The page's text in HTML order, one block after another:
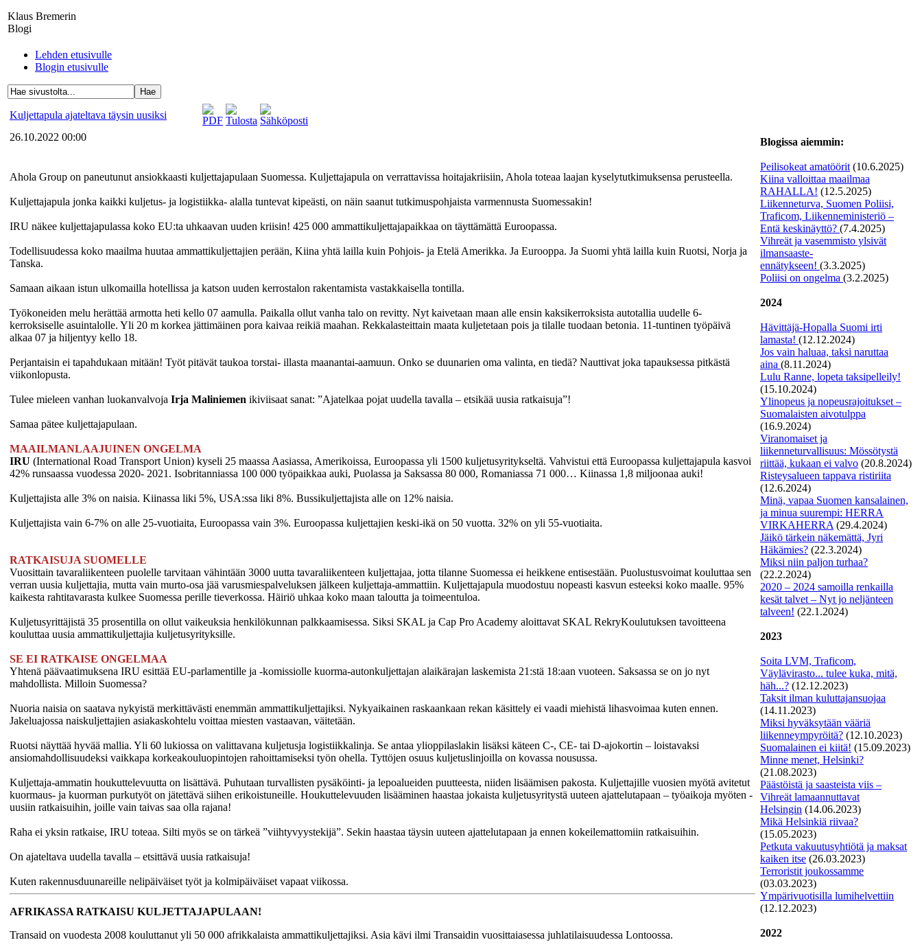
Klaus Bremerin
Blogi
Lehden etusivulle
Blogin etusivulle
Kuljettapula ajateltava täysin uusiksi
26.10.2022 00:00
Ahola Group on paneutunut ansiokkaasti kuljettajapulaan Suomessa. Kuljettajapula on verrattavissa hoitajakriisiin, Ahola toteaa laajan kyselytutkimuksensa perusteella.
Kuljettajapula jonka kaikki kuljetus- ja logistiikka- alalla tuntevat kipeästi, on näin saanut tutkimuspohjaista varmennusta Suomessakin!
IRU näkee kuljettajapulassa koko EU:ta uhkaavan uuden kriisin! 425 000 ammattikuljettajapaikkaa on täyttämättä Euroopassa.
Todellisuudessa koko maailma huutaa ammattikuljettajien perään, Kiina yhtä lailla kuin Pohjois- ja Etelä Amerikka. Ja Eurooppa. Ja Suomi yhtä lailla kuin Ruotsi, Norja ja
Tanska.
Samaan aikaan istun ulkomailla hotellissa ja katson uuden kerrostalon rakentamista vastakkaisella tontilla.
Työkoneiden melu herättää armotta heti kello 07 aamulla. Paikalla ollut vanha talo on revitty. Nyt kaivetaan maan alle ensin kaksikerroksista autotallia uudelle 6-
kerroksiselle asuintalolle. Yli 20 m korkea jättimäinen pora kaivaa reikiä maahan. Rekkalasteittain maata kuljetetaan pois ja tilalle tuodaan betonia. 11-tuntinen työpäivä
alkaa 07 ja hiljentyy kello 18.
Perjantaisin ei tapahdukaan mitään! Työt pitävät taukoa torstai- illasta maanantai-aamuun. Onko se duunarien oma valinta, en tiedä? Nauttivat joka tapauksessa pitkästä
viikonlopusta.
Tulee mieleen vanhan luokanvalvoja Irja Maliniemen ikiviisaat sanat: ”Ajatelkaa pojat uudella tavalla – etsikää uusia ratkaisuja”!
Samaa pätee kuljettajapulaan.
MAAILMANLAAJUINEN ONGELMA
IRU (International Road Transport Union) kyseli 25 maassa Aasiassa, Amerikoissa, Euroopassa yli 1500 kuljetusyritykseltä. Vahvistui että Euroopassa kuljettajapula kasvoi
42% runsaassa vuodessa 2020- 2021. Isobritanniassa 100 000 työpaikkaa auki, Puolassa ja Saksassa 80 000, Romaniassa 71 000… Kiinassa 1,8 miljoonaa auki!
Kuljettajista alle 3% on naisia. Kiinassa liki 5%, USA:ssa liki 8%. Bussikuljettajista alle on 12% naisia.
Kuljettajista vain 6-7% on alle 25-vuotiaita, Euroopassa vain 3%. Euroopassa kuljettajien keski-ikä on 50 vuotta. 32% on yli 55-vuotiaita.
RATKAISUJA SUOMELLE
Vuosittain tavaraliikenteen puolelle tarvitaan vähintään 3000 uutta tavaraliikenteen kuljettajaa, jotta tilanne Suomessa ei heikkene entisestään. Puolustusvoimat kouluttaa sen
verran uusia kuljettajia, mutta vain murto-osa jää varusmiespalveluksen jälkeen kuljettaja-ammattiin. Kuljettajapula muodostuu nopeasti kasvun esteeksi koko maalle. 95%
kaikesta rahtitavarasta kulkee Suomessa perille tieverkossa. Häiriö uhkaa koko maan taloutta ja toimeentuloa.
Kuljetusyrittäjistä 35 prosentilla on ollut vaikeuksia henkilökunnan palkkaamisessa. Siksi SKAL ja Cap Pro Academy aloittavat SKAL RekryKoulutuksen tavoitteena
kouluttaa uusia ammattikuljettajia kuljetusyrityksille.
SE EI RATKAISE ONGELMAA
Yhtenä päävaatimuksena IRU esittää EU-parlamentille ja -komissiolle kuorma-autonkuljettajan alaikärajan laskemista 21:stä 18:aan vuoteen. Saksassa se on jo nyt
mahdollista. Milloin Suomessa?
Nuoria naisia on saatava nykyistä merkittävästi enemmän ammattikuljettajiksi. Nykyaikainen raskaankaan rekan käsittely ei vaadi miehistä lihasvoimaa kuten ennen.
Jakeluajossa naiskuljettajien asiakaskohtelu voittaa miesten vastaavan, väitetään.
Ruotsi näyttää hyvää mallia. Yli 60 lukiossa on valittavana kuljetusja logistiikkalinja. Se antaa ylioppilaslakin lisäksi käteen C-, CE- tai D-ajokortin – loistavaksi
ansiomahdollisuudeksi vaikkapa korkeakouluopintojen rahoittamiseksi työn ohella. Tyttöjen osuus kuljetuslinjoilla on kovassa nousussa.
Kuljettaja-ammatin houkuttelevuutta on lisättävä. Puhutaan turvallisten pysäköinti- ja lepoalueiden puutteesta, niiden lisäämisen pakosta. Kuljettajille vuosien myötä avitetut
kuormaus- ja kuorman purkutyöt on jätettävä siihen erikoistuneille. Houkuttelevuuden lisääminen haastaa jokaista kuljetusyritystä uuteen ajattelutapaan – työaikoja myöten -
uusiin ratkaisuihin, joille vain taivas saa olla rajana!
Raha ei yksin ratkaise, IRU toteaa. Silti myös se on tärkeä ”viihtyvyystekijä”. Sekin haastaa täysin uuteen ajattelutapaan ja ennen kokeilemattomiin ratkaisuihin.
On ajateltava uudella tavalla – etsittävä uusia ratkaisuja!
Kuten rakennusduunareille nelipäiväiset työt ja kolmipäiväiset vapaat viikossa.
AFRIKASSA RATKAISU KULJETTAJAPULAAN!
Transaid on vuodesta 2008 kouluttanut yli 50 000 afrikkalaista ammattikuljettajiksi. Asia kävi ilmi Transaidin vuosittaiasessa juhlatilaisuudessa Lontoossa.
Blogissa aiemmin:
Peilisokeat amatöörit (10.6.2025)
Kiina valloittaa maailmaa
RAHALLA! (12.5.2025)
Liikenneturva, Suomen Poliisi,
Traficom, Liikenneministeriö –
Entä keskinäyttö? (7.4.2025)
Vihreät ja vasemmisto ylsivät
ilmansaaste-
ennätykseen! (3.3.2025)
Poliisi on ongelma (3.2.2025)
2024
Hävittäjä-Hopalla Suomi irti
lamasta! (12.12.2024)
Jos vain haluaa, taksi naruttaa
aina (8.11.2024)
Lulu Ranne, lopeta taksipelleily!
(15.10.2024)
Ylinopeus ja nopeusrajoitukset –
Suomalaisten aivotulppa
(16.9.2024)
Viranomaiset ja
liikenneturvallisuus: Mössötystä
riittää, kukaan ei valvo (20.8.2024)
Risteysalueen tappava ristiriita
(12.6.2024)
Minä, vapaa Suomen kansalainen,
ja minua suurempi: HERRA
VIRKAHERRA (29.4.2024)
Jäikö tärkein näkemättä, Jyri
Häkämies? (22.3.2024)
Miksi niin paljon turhaa?
(22.2.2024)
2020 – 2024 samoilla renkailla
kesät talvet – Nyt jo neljänteen
talveen! (22.1.2024)
2023
Soita LVM, Traficom,
Väylävirasto... tulee kuka, mitä,
häh...? (12.12.2023)
Taksit ilman kuluttajansuojaa
(14.11.2023)
Miksi hyväksytään vääriä
liikenneympyröitä? (12.10.2023)
Suomalainen ei kiitä! (15.09.2023)
Minne menet, Helsinki?
(21.08.2023)
Päästöistä ja saasteista viis –
Vihreät lamaannuttavat
Helsingin (14.06.2023)
Mikä Helsinkiä riivaa?
(15.05.2023)
Petkuta vakuutusyhtiötä ja maksat
kaiken itse (26.03.2023)
Terroristit joukossamme
(03.03.2023)
Ympärivuotisilla lumihelvettiin
(12.12.2023)
2022